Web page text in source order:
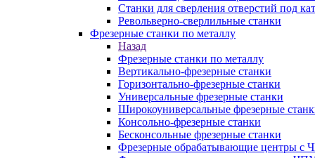
Станки для сверления отверстий под
Револьверно-сверлильные станки
Фрезерные станки по металлу
Назад
Фрезерные станки по металлу
Вертикально-фрезерные станки
Горизонтально-фрезерные станки
Универсальные фрезерные станки
Широкоуниверсальные фрезерные
Консольно-фрезерные станки
Бесконсольные фрезерные станки
Фрезерные обрабатывающие центры с